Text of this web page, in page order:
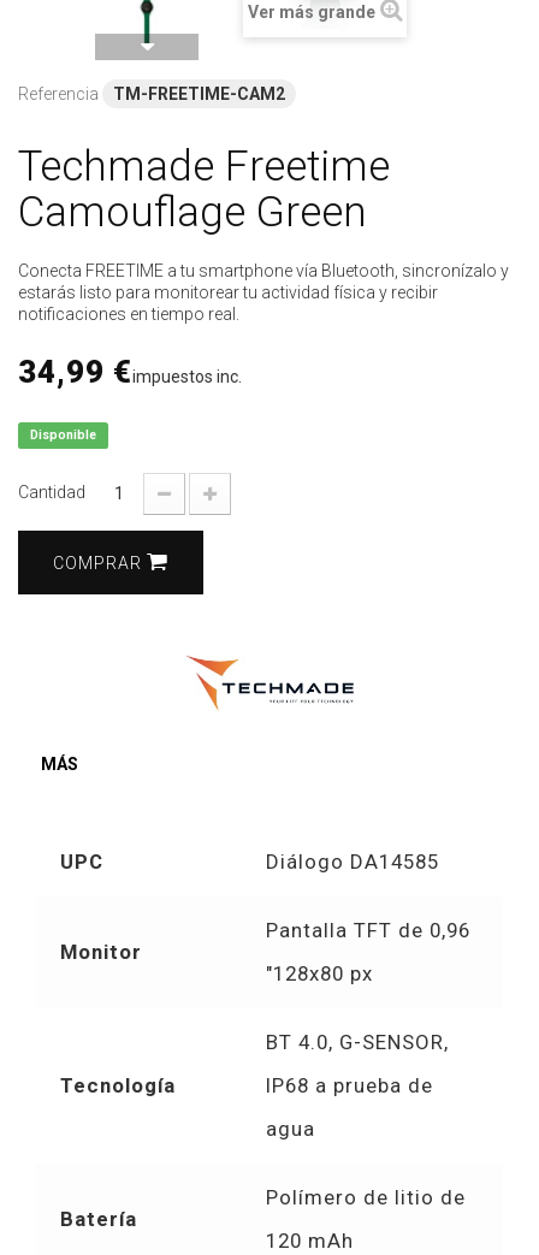
Ver más grande
Referencia TM-FREETIME-CAM2
Techmade Freetime
Camouflage Green
Conecta FREETIME a tu smartphone vía Bluetooth, sincronízalo y
estarás listo para monitorear tu actividad física y recibir
notificaciones en tiempo real.
34,99 €impuestos inc.
Disponible
Cantidad
COMPRAR
MÁS
UPC Diálogo DA14585
Monitor
Pantalla TFT de 0,96
"128x80 px
Tecnología
BT 4.0, G-SENSOR,
IP68 a prueba de
agua
Batería
Polímero de litio de
120 mAh